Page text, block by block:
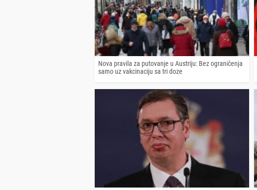
Nova pravila za putovanje u Austriju: Bez ograničenja
samo uz vakcinaciju sa tri doze